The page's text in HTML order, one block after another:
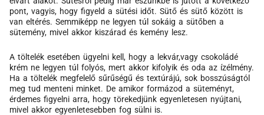
pont, vagyis, hogy figyeld a sütési időt. Sütő és sütő között is
van eltérés. Semmiképp ne legyen túl sokáig a sütőben a
sütemény, mivel akkor kiszárad és kemény lesz.
A töltelék esetében ügyelni kell, hogy a lekvár,vagy csokoládé
krém ne legyen túl folyós, mert akkor kifolyik és oda az ízélmény.
Ha a töltelék megfelelő sűrűségű és textúrájú, sok bosszúságtól
meg tud menteni minket. De amikor formázod a süteményt,
érdemes figyelni arra, hogy törekedjünk egyenletesen nyújtani,
mivel akkor egyenletesebben fog sülni is.